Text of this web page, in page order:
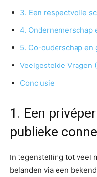
3. Een respectvolle
4. Ondernemerschap
5. Co-ouderschap en
Veelgestelde Vragen
Conclusie
1. Een
publieke
In tegenstelling tot veel
belanden via een